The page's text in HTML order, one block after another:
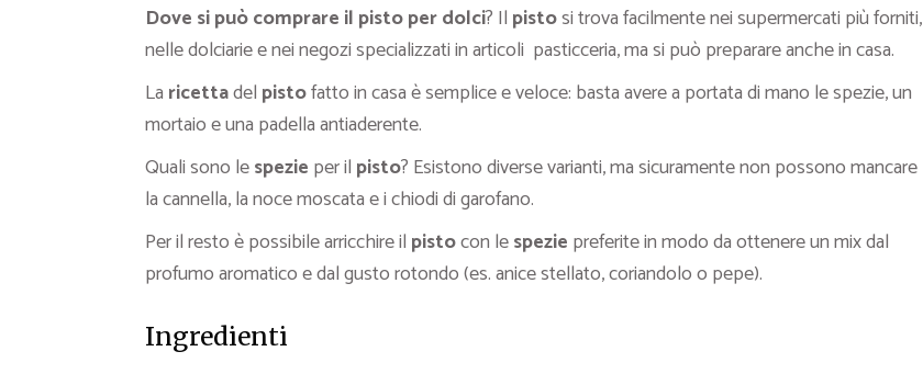
Dove si può comprare il pisto per dolci? Il pistosi trova facilmente nei supermercati più forniti,
nelle dolciarie e nei negozi specializzati in articoli pasticceria, ma si può preparare anche in casa.
La ricettadel pistofatto in casa è semplice e veloce: basta avere a portata di mano le spezie, un
mortaio e una padella antiaderente.
Quali sono lespezie per il pisto? Esistono diverse varianti, ma sicuramente non possono mancare
la cannella, la noce moscata e i chiodi di garofano.
Per il resto è possibile arricchire il pistocon lespezie preferite in modo da ottenere un mix dal
profumo aromatico e dal gusto rotondo (es. anice stellato, coriandolo o pepe).
Ingredienti